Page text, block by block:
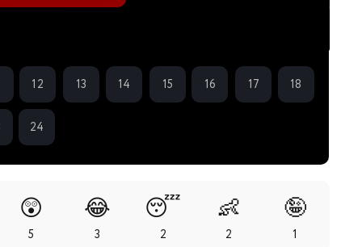
12 13 14 15 16 17 18
24
😲
5
😂
3
😴
2
👶
2
🤪
1